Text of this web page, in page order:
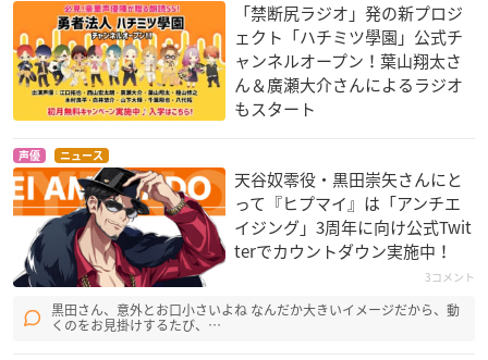
「禁断尻ラジオ」発の新プロジ
ェクト「ハチミツ學園」公式チ
ャンネルオープン！葉山翔太さ
ん＆廣瀬大介さんによるラジオ
もスタート
声優 ニュース
天谷奴零役・黒田崇矢さんにと
って『ヒプマイ』は「アンチエ
イジング」3周年に向け公式Twit
terでカウントダウン実施中！
3コメント
黒田さん、意外とお口小さいよね なんだか大きいイメージだから、動
くのをお見掛けするたび、…